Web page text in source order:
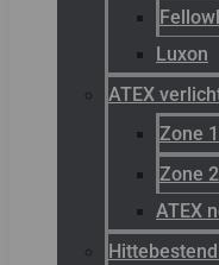
Luxon
ATEX
Zone
Zone
ATEX